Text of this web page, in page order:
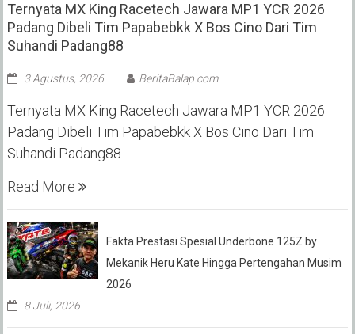
Ternyata MX King Racetech Jawara MP1 YCR 2026
Padang Dibeli Tim Papabebkk X Bos Cino Dari Tim
Suhandi Padang88
3 Agustus, 2026 BeritaBalap.com
Ternyata MX King Racetech Jawara MP1 YCR 2026
Padang Dibeli Tim Papabebkk X Bos Cino Dari Tim
Suhandi Padang88
Read More
Fakta Prestasi Spesial Underbone 125Z by
Mekanik Heru Kate Hingga Pertengahan Musim
2026
8 Juli, 2026